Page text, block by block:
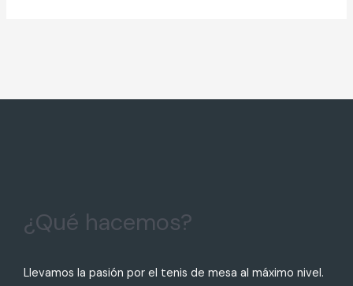
¿Qué hacemos?
Llevamos la pasión por el tenis de mesa al máximo nivel.